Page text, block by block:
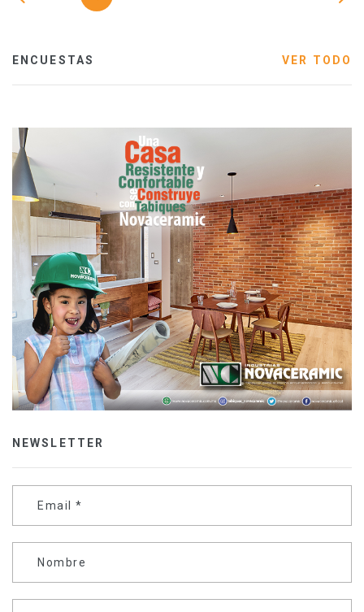
ENCUESTAS VER TODO
NEWSLETTER
Email *
Nombre